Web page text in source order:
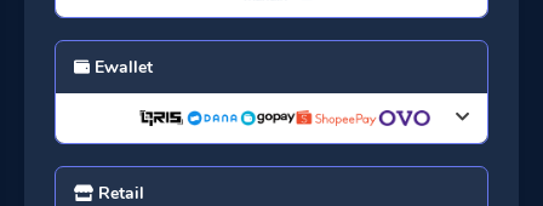
Ewallet
Retail